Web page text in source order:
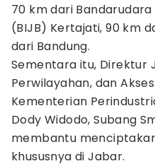
70 km dari
(BIJB) Kertajati, 90 km
dari Bandung.
Sementara itu, Direktur
Perwilayahan, dan
Kementerian
Dody Widodo, Subang
membantu
khususnya di Jabar.